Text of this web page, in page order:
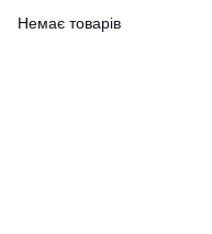
Немає товарів